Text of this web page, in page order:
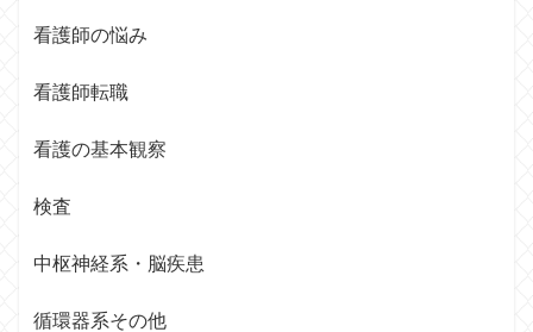
看護師の悩み
看護師転職
看護の基本観察
検査
中枢神経系・脳疾患
循環器系その他